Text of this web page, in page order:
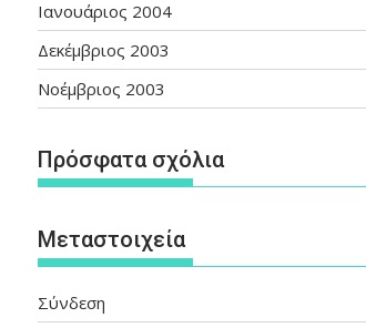
Ιανουάριος 2004
Δεκέμβριος 2003
Νοέμβριος 2003
Πρόσφατα σχόλια
Μεταστοιχεία
Σύνδεση